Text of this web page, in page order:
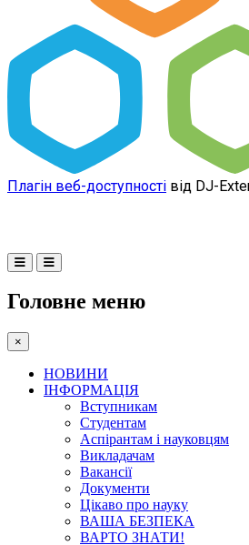
Плагін веб-доступності від DJ-
Головне меню
×
НОВИНИ
ІНФОРМАЦІЯ
Вступникам
Студентам
Аспірантам і науковцям
Викладачам
Вакансії
Документи
Цікаво про науку
ВАША БЕЗПЕКА
ВАРТО ЗНАТИ!